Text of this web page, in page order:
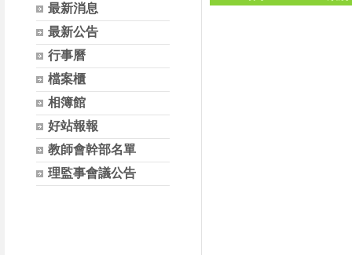
最新消息
最新公告
行事曆
檔案櫃
相簿館
好站報報
教師會幹部名單
理監事會議公告